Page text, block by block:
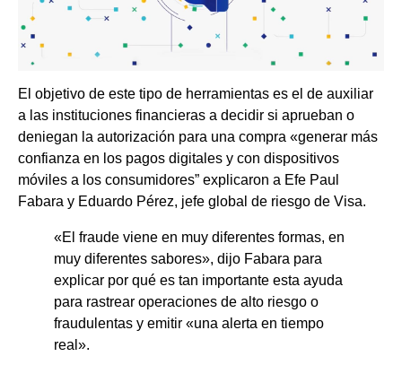
El objetivo de este tipo de herramientas es el de auxiliar
a las instituciones financieras a decidir si aprueban o
deniegan la autorización para una compra «generar más
confianza en los pagos digitales y con dispositivos
móviles a los consumidores” explicaron a Efe Paul
Fabara y Eduardo Pérez, jefe global de riesgo de Visa.
«El fraude viene en muy diferentes formas, en
muy diferentes sabores», dijo Fabara para
explicar por qué es tan importante esta ayuda
para rastrear operaciones de alto riesgo o
fraudulentas y emitir «una alerta en tiempo
real».